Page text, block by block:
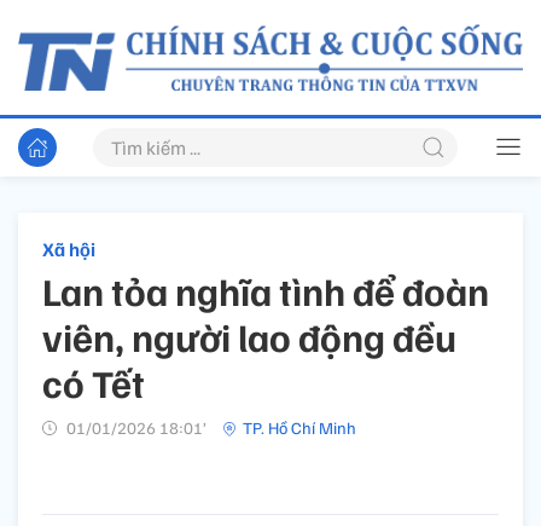
Xã hội
Lan tỏa nghĩa tình để đoàn
viên, người lao động đều
có Tết
01/01/2026 18:01’ TP. Hồ Chí Minh